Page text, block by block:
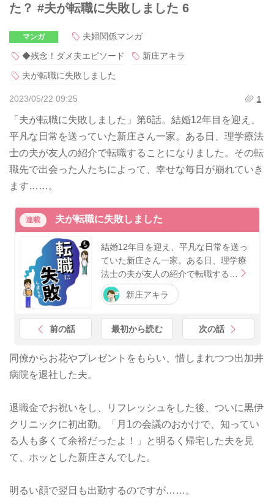
た？ #夫が転職に失敗しました 6
マンガ
夫婦関係マンガ
◆残念！ダメ夫エピソード
新庄アキラ
夫が転職に失敗しました
2023/05/22 09:25 1
「夫が転職に失敗しました」第6話。結婚12年目を迎え、
平凡な日常を送っていた新庄さん一家。ある日、理学療法
士の夫が友人の紹介で転職することになりました。その転
職先で出会った人たちによって、幸せな毎日が崩れていき
ます……。
連載 夫が転職に失敗しました
結婚12年目を迎え、平凡な日常を送っ
ていた新庄さん一家。ある日、理学療
法士の夫が友人の紹介で転職する…
新庄アキラ
前の話 最初から読む 次の話
同僚からお花やプレゼントをもらい、惜しまれつつ出加井
病院を退社した夫。
退職金でお祝いをし、リフレッシュをした後、ついに黒伊
クリニックに初出勤。「月1の会議のおかけで、知ってい
る人も多くて余裕だったよ！」と明るく帰宅した夫を見
て、ホッとした新庄さんでした。
明るい顔で翌日も出勤するのですが……。